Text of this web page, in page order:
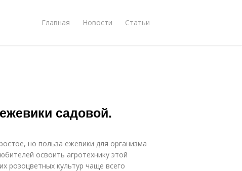
Главная Новости Статьи
садовой.
но польза ежевики для организма
освоить агротехнику этой
розоцветных культур чаще всего